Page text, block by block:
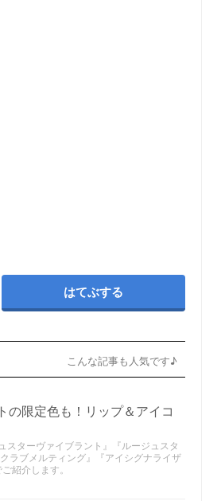
はてぶする
こんな記事も人気です♪
の限定色も！リップ＆アイコ
ターヴァイブラント』『ルージュスタ
ラブメルティング』『アイシグナライザ
紹介します。